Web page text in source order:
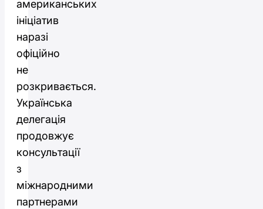
американських
ініціатив
наразі
офіційно
не
розкривається.
Українська
делегація
продовжує
консультації
з
міжнародними
партнерами